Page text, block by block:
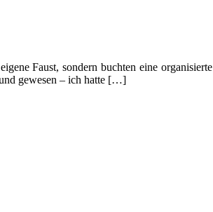
Faust, sondern buchten eine
gewesen – ich hatte […]